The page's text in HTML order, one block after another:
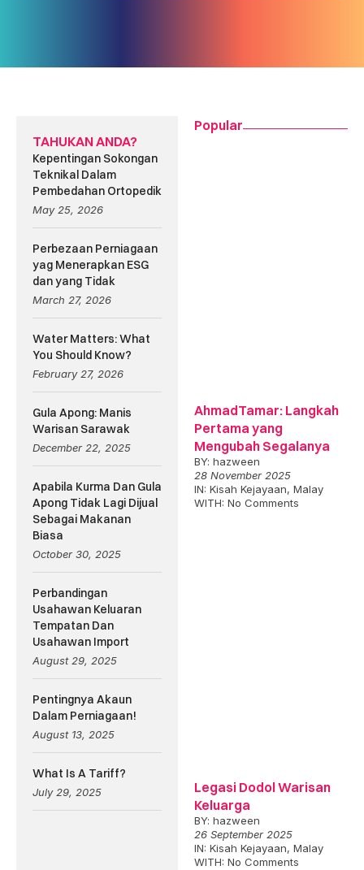
TAHUKAN ANDA?
Kepentingan Sokongan
Teknikal Dalam
Pembedahan Ortopedik
May 25, 2026
Perbezaan Perniagaan
yag Menerapkan ESG
dan yang Tidak
March 27, 2026
Water Matters: What
You Should Know?
February 27, 2026
Gula Apong: Manis
Warisan Sarawak
December 22, 2025
Apabila Kurma Dan Gula
Apong Tidak Lagi Dijual
Sebagai Makanan
Biasa
October 30, 2025
Perbandingan
Usahawan Keluaran
Tempatan Dan
Usahawan Import
August 29, 2025
Pentingnya Akaun
Dalam Perniagaan!
August 13, 2025
What Is A Tariff?
July 29, 2025
Popular
AhmadTamar: Langkah
Pertama yang
Mengubah Segalanya
BY: hazween
28 November 2025
IN: Kisah Kejayaan,Malay
WITH: No Comments
Legasi Dodol Warisan
Keluarga
BY: hazween
26 September 2025
IN: Kisah Kejayaan,Malay
WITH: No Comments